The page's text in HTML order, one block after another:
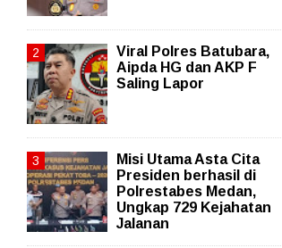
Viral Polres Batubara,
Aipda HG dan AKP F
Saling Lapor
Misi Utama Asta Cita
Presiden berhasil di
Polrestabes Medan,
Ungkap 729 Kejahatan
Jalanan